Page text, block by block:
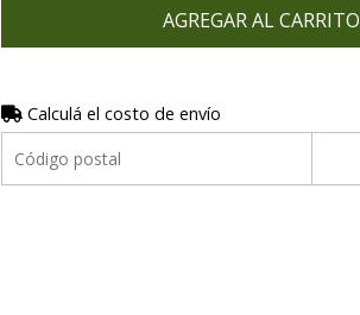
AGREGAR AL CARRITO
Calculá el costo de envío